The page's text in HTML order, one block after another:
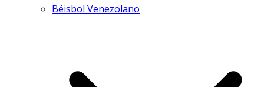
Béisbol Venezolano